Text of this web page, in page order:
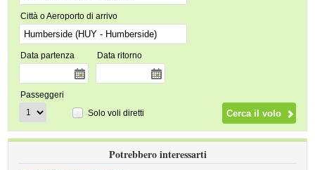
Città o Aeroporto di arrivo
Data partenza Data ritorno
Passeggeri
Solo voli diretti
Potrebbero interessarti